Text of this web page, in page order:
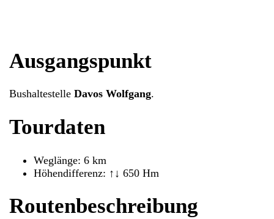
Ausgangspunkt
BushaltestelleDavos Wolfgang.
Tourdaten
Weglänge: 6 km
Höhendifferenz: ↑↓ 650 Hm
Routenbeschreibung